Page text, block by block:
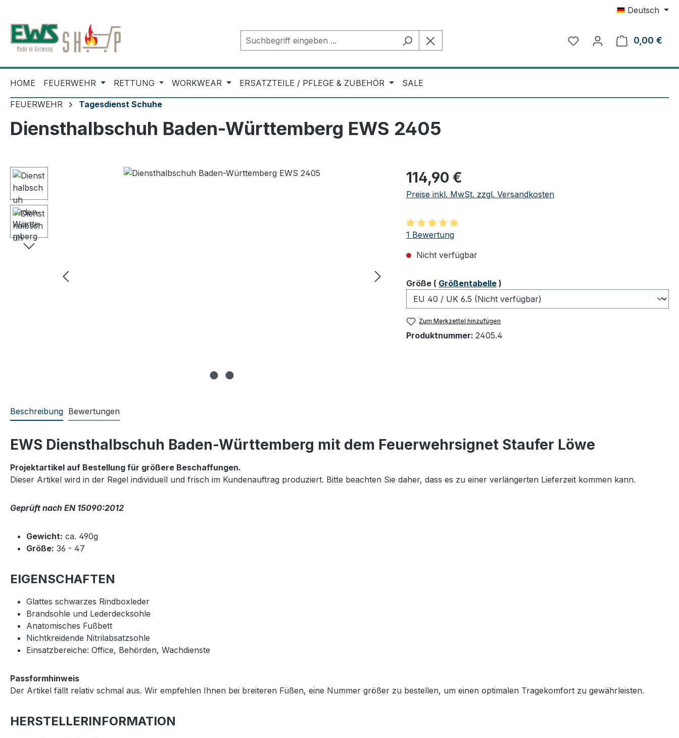
Deutsch
0,00 €
HOME FEUERWEHR RETTUNG WORKWEAR ERSATZTEILE / PFLEGE & ZUBEHÖR SALE
FEUERWEHR Tagesdienst Schuhe
Diensthalbschuh Baden-Württemberg EWS 2405
Regulärer Preis:
114,90 €
Preise inkl. MwSt. zzgl. Versandkosten
Durchschnittliche Bewertung von 5 von 5 Sternen
1 Bewertung
Nicht verfügbar
Größeauswählen
( Größentabelle )
Zum Merkzettel hinzufügen
Produktnummer: 2405.4
Beschreibung Bewertungen
EWS Diensthalbschuh Baden-Württemberg mit dem Feuerwehrsignet Staufer Löwe
Projektartikel auf Bestellung für größere Beschaffungen.
Dieser Artikel wird in der Regel individuell und frisch im Kundenauftrag produziert. Bitte beachten Sie daher, dass es zu einer verlängerten Lieferzeit kommen kann.
Geprüft nach EN 15090:2012
Gewicht: ca. 490g
Größe: 36 - 47
EIGENSCHAFTEN
Glattes schwarzes Rindboxleder
Brandsohle und Lederdecksohle
Anatomisches Fußbett
Nichtkreidende Nitrilabsatzsohle
Einsatzbereiche: Office, Behörden, Wachdienste
Passformhinweis
Der Artikel fällt relativ schmal aus. Wir empfehlen Ihnen bei breiteren Füßen, eine Nummer größer zu bestellen, um einen optimalen Tragekomfort zu gewährleisten.
HERSTELLERINFORMATION